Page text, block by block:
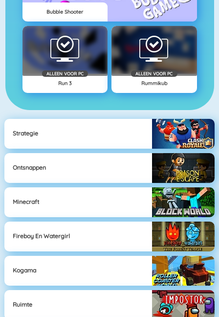
Bubble Shooter
ALLEEN VOOR PC
Run 3
ALLEEN VOOR PC
Rummikub
Strategie
Ontsnappen
Minecraft
Fireboy En Watergirl
Kogama
Ruimte